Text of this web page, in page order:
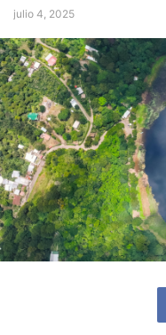
julio 4, 2025